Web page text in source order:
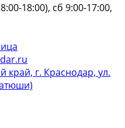
18:00), сб 9:00-17:00,
край, г. Краснодар, ул.